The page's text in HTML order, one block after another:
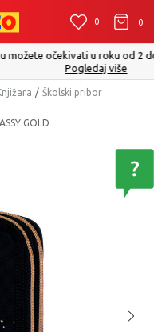
0 0
od 2 do 4 radna dana!
Školski pribor
GOLD